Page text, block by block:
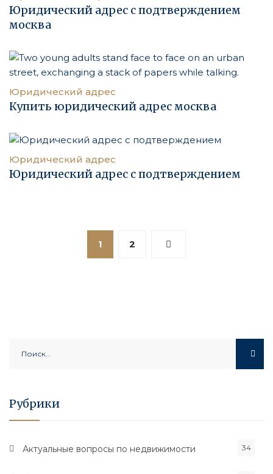
Юридический адрес с подтверждением
москва
Юридический адрес
Купить юридический адрес москва
Юридический адрес
Юридический адрес с подтверждением
1 2
Рубрики
Актуальные вопросы по недвижимости 34